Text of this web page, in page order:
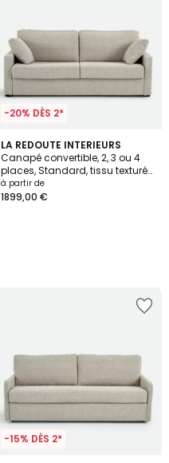
-20% DÈS 2*
LA REDOUTE INTERIEURS
Canapé convertible, 2, 3 ou 4
places, Standard, tissu texturé
moucheté, TIMOR
à partir de
1899,00 €
-15% DÈS 2*